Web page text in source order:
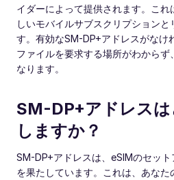
イダーによって提供されます。こ
しいモバイルサブスクリプション
す。有効なSM-DP+アドレスがなけ
ファイルを要求する場所がわからず
なります。
SM-DP+アドレス
しますか？
SM-DP+アドレスは、eSIMのセッ
を果たしています。これは、あな